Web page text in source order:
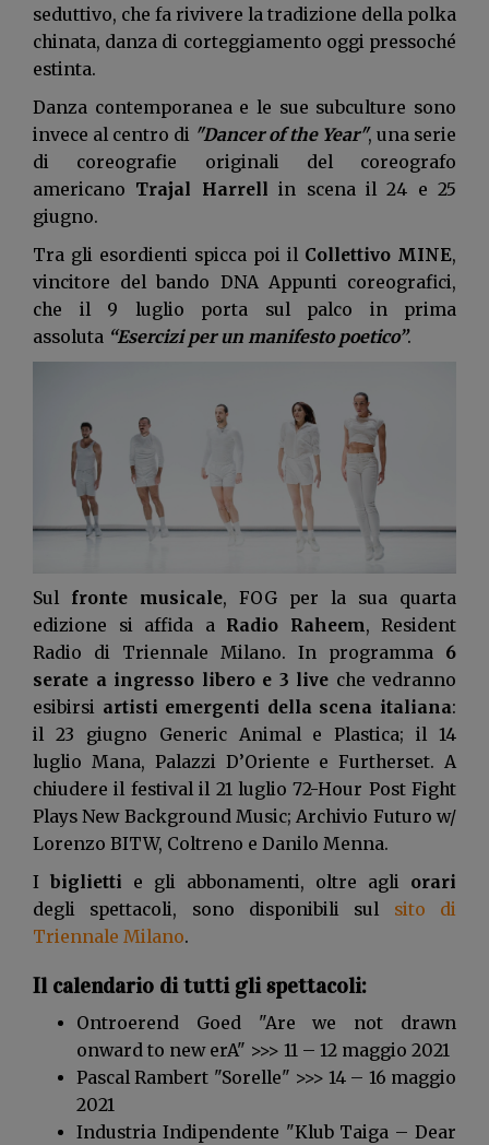
seduttivo, che fa rivivere la tradizione della polka
chinata, danza di corteggiamento oggi pressoché
estinta.
Danza contemporanea e le sue subculture sono
invece al centro di "Dancer of the Year", una serie
di coreografie originali del coreografo
americano Trajal Harrell in scena il 24 e 25
giugno.
Tra gli esordienti spicca poi il Collettivo MINE,
vincitore del bando DNA Appunti coreografici,
che il 9 luglio porta sul palco in prima
assoluta “Esercizi per un manifesto poetico”.
Sul fronte musicale, FOG per la sua quarta
edizione si affida a Radio Raheem, Resident
Radio di Triennale Milano. In programma 6
serate a ingresso libero e 3 live che vedranno
esibirsi artisti emergenti della scena italiana:
il 23 giugno Generic Animal e Plastica; il 14
luglio Mana, Palazzi D’Oriente e Furtherset. A
chiudere il festival il 21 luglio 72-Hour Post Fight
Plays New Background Music; Archivio Futuro w/
Lorenzo BITW, Coltreno e Danilo Menna.
I biglietti e gli abbonamenti, oltre agli orari
degli spettacoli, sono disponibili sul sito di
Triennale Milano.
Il calendario di tutti gli spettacoli:
Ontroerend Goed "Are we not drawn
onward to new erA" >>> 11 – 12 maggio 2021
Pascal Rambert "Sorelle" >>> 14 – 16 maggio
2021
Industria Indipendente "Klub Taiga – Dear